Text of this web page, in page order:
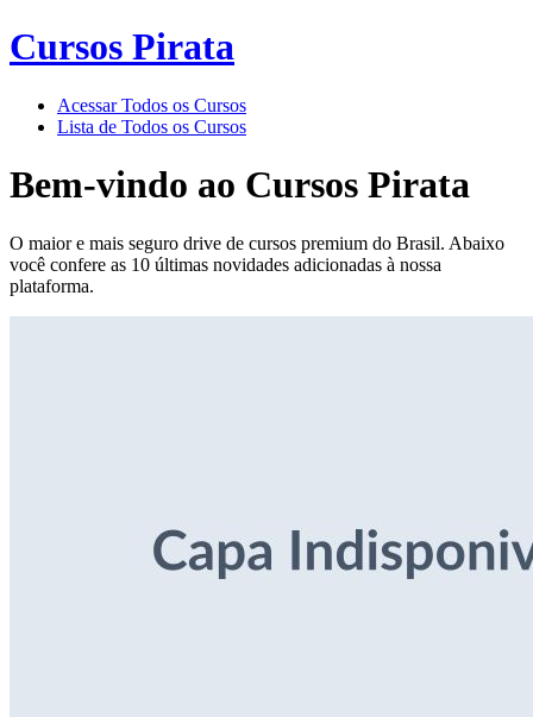
Cursos Pirata
Acessar Todos os Cursos
Lista de Todos os Cursos
Bem-vindo ao Cursos Pirata
O maior e mais seguro drive de cursos premium do Brasil. Abaixo
você confere as 10 últimas novidades adicionadas à nossa
plataforma.